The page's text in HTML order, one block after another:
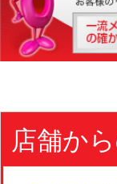
店舗か